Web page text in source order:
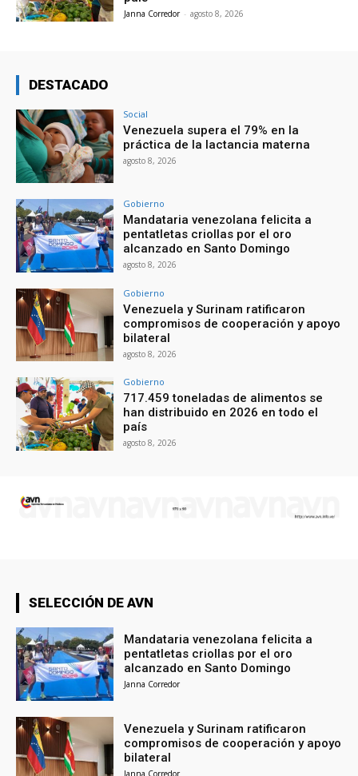
Janna Corredor - agosto 8, 2026
DESTACADO
Social
Venezuela supera el 79% en la
práctica de la lactancia materna
agosto 8, 2026
Gobierno
Mandataria venezolana felicita a
pentatletas criollas por el oro
alcanzado en Santo Domingo
agosto 8, 2026
Gobierno
Venezuela y Surinam ratificaron
compromisos de cooperación y apoyo
bilateral
agosto 8, 2026
Gobierno
717.459 toneladas de alimentos se
han distribuido en 2026 en todo el
país
agosto 8, 2026
SELECCIÓN DE AVN
Mandataria venezolana felicita a
pentatletas criollas por el oro
alcanzado en Santo Domingo
Janna Corredor
Venezuela y Surinam ratificaron
compromisos de cooperación y apoyo
bilateral